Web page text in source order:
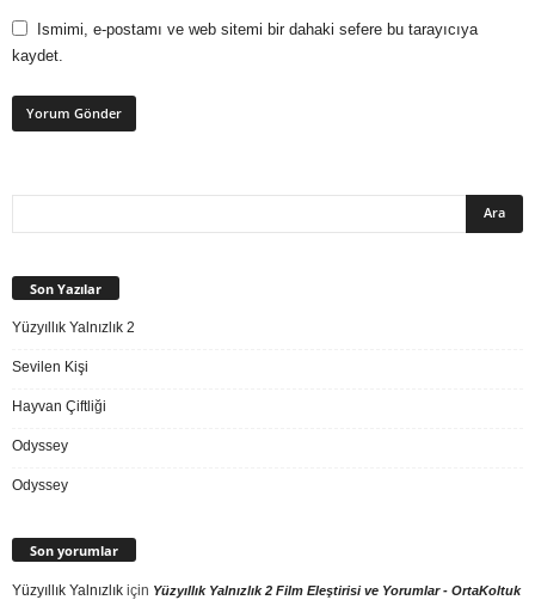
Ismimi, e-postamı ve web sitemi bir dahaki sefere bu tarayıcıya
kaydet.
Son Yazılar
Yüzyıllık Yalnızlık 2
Sevilen Kişi
Hayvan Çiftliği
Odyssey
Odyssey
Son yorumlar
Yüzyıllık Yalnızlık için Yüzyıllık Yalnızlık 2 Film Eleştirisi ve Yorumlar - OrtaKoltuk